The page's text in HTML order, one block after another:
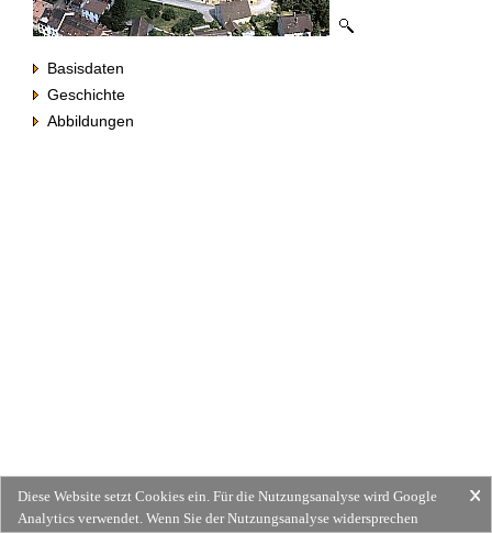
Basisdaten
Geschichte
Abbildungen
Diese Website setzt Cookies ein. Für die Nutzungsanalyse wird Google
Analytics verwendet. Wenn Sie der Nutzungsanalyse widersprechen